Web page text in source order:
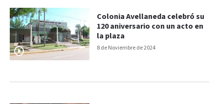
8 de Noviembre de 2024
Colonia Avellaneda celebró su
120 aniversario con un acto en
la plaza